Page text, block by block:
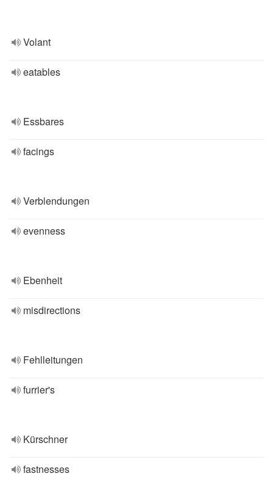
Volant
eatables
Essbares
facings
Verblendungen
evenness
Ebenheit
misdirections
Fehlleitungen
furrier's
Kürschner
fastnesses